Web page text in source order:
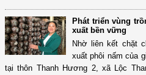
Phát triển vùng
xuất bền vững
Nhờ liên kết chặt
xuất phôi nấm của
tại thôn Thanh Hương 2, xã Lộc